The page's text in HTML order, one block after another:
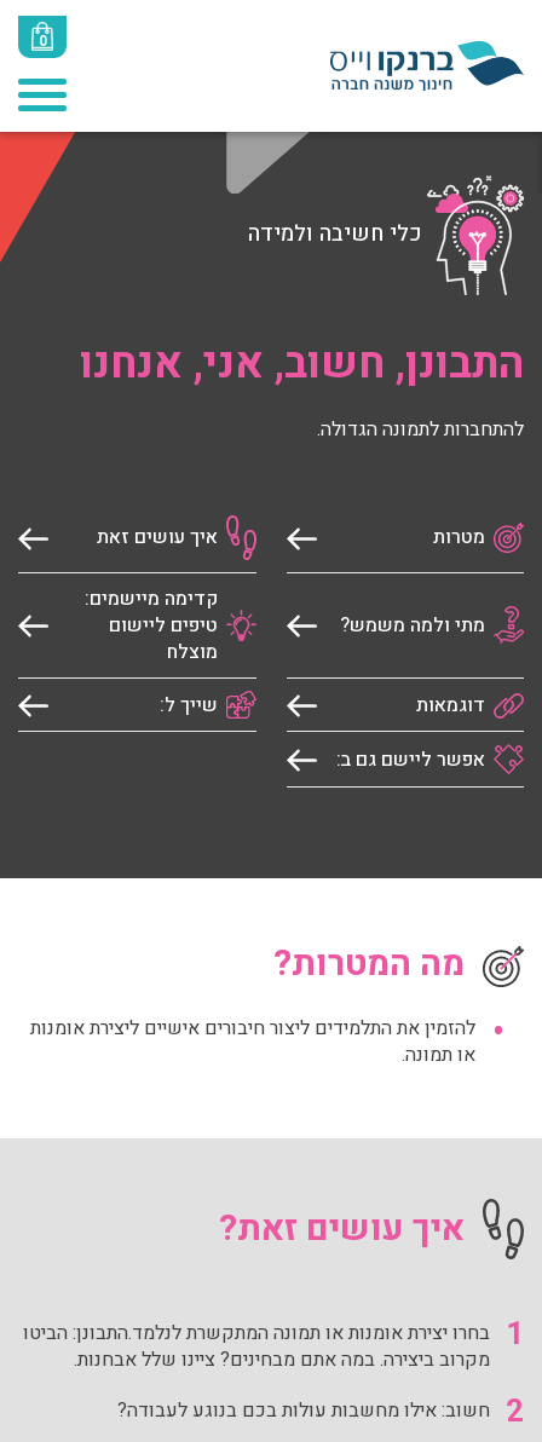
0
כלי חשיבה ולמידה
התבונן, חשוב, אני, אנחנו
להתחברות לתמונה הגדולה.
מטרות איך עושים זאת
מתי ולמה משמש?
קדימה מיישמים:
טיפים ליישום
מוצלח
דוגמאות
שייך ל:
אפשר ליישם גם ב:
מה המטרות?
להזמין את התלמידים ליצור חיבורים אישיים ליצירת אומנות
או תמונה.
איך עושים זאת?
1
בחרו יצירת אומנות או תמונה המתקשרת לנלמד.התבונן: הביטו
מקרוב ביצירה. במה אתם מבחינים? ציינו שלל אבחנות.
2 חשוב: אילו מחשבות עולות בכם בנוגע לעבודה?